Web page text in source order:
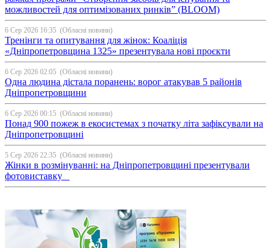
можливостей для оптимізованих ринків” (BLOOM)
6 Сер 2026 16:35 (Обласні новини)
Тренінги та опитування для жінок: Коаліція
«Дніпропетровщина 1325» презентувала нові проєкти
6 Сер 2026 02:05 (Обласні новини)
Одна людина дістала поранень: ворог атакував 5 районів
Дніпропетровщини
6 Сер 2026 00:15 (Обласні новини)
Понад 900 пожеж в екосистемах з початку літа зафіксували на
Дніпропетровщині
5 Сер 2026 22:35 (Обласні новини)
Жінки в розмінуванні: на Дніпропетровщині презентували
фотовиставку